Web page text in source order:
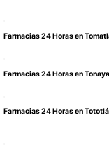
Farmacias 24 Horas en
Farmacias 24 Horas en Tonaya
Farmacias 24 Horas en